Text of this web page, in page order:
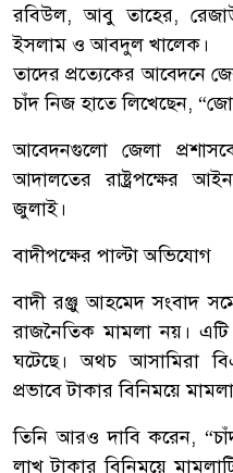
রবিউল, আবু তাহের,
ইসলাম ও আবদুল খালেক।
তাদের প্রত্যেকের আবেদনে
চাঁদ নিজ হাতে লিখেছেন,
আবেদনগুলো জেলা
আদালতের রাষ্ট্রপক্ষের
জুলাই।
বাদীপক্ষের পাল্টা অভিযোগ
বাদী রঞ্জু আহমেদ সংবাদ
রাজনৈতিক মামলা নয়। এটি
ঘটেছে। অথচ আসামিরা
প্রভাবে টাকার বিনিময়ে
তিনি আরও দাবি করেন,
লাখ টাকার বিনিময়ে